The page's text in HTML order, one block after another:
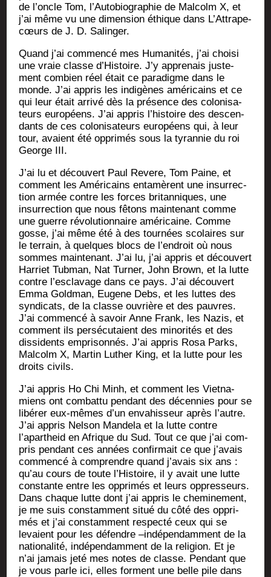
de l’oncle Tom, l’Autobiographie de Mal­colm X, et
j’ai même vu une dimen­sion éthique dans L’At­trape-
cœurs de J. D. Salinger.
Quand j’ai com­men­cé mes Huma­ni­tés, j’ai choi­si
une vraie classe d’Histoire. J’y appre­nais jus­te­
ment com­bien réel était ce para­digme dans le
monde. J’ai appris les indi­gènes amé­ri­cains et ce
qui leur était arri­vé dès la pré­sence des colo­ni­sa­
teurs euro­péens. J’ai appris l’histoire des des­cen­
dants de ces colo­ni­sa­teurs euro­péens qui, à leur
tour, avaient été oppri­més sous la tyran­nie du roi
George III.
J’ai lu et décou­vert Paul Revere, Tom Paine, et
com­ment les Amé­ri­cains enta­mèrent une insur­rec­
tion armée contre les forces bri­tan­niques, une
insur­rec­tion que nous fêtons main­te­nant comme
une guerre révo­lu­tion­naire amé­ri­caine. Comme
gosse, j’ai même été à des tour­nées sco­laires sur
le ter­rain, à quelques blocs de l’endroit où nous
sommes main­te­nant. J’ai lu, j’ai appris et décou­vert
Har­riet Tub­man, Nat Tur­ner, John Brown, et la lutte
contre l’esclavage dans ce pays. J’ai décou­vert
Emma Gold­man, Eugene Debs, et les luttes des
syn­di­cats, de la classe ouvrière et des pauvres.
J’ai com­men­cé à savoir Anne Frank, les Nazis, et
com­ment ils per­sé­cu­taient des mino­ri­tés et des
dis­si­dents empri­son­nés. J’ai appris Rosa Parks,
Mal­colm X, Mar­tin Luther King, et la lutte pour les
droits civils.
J’ai appris Ho Chi Minh, et com­ment les Viet­na­
miens ont com­bat­tu pen­dant des décen­nies pour se
libé­rer eux-mêmes d’un enva­his­seur après l’autre.
J’ai appris Nel­son Man­de­la et la lutte contre
l’apartheid en Afrique du Sud. Tout ce que j’ai com­
pris pen­dant ces années confir­mait ce que j’avais
com­men­cé à com­prendre quand j’avais six ans :
qu’au cours de toute l’Histoire, il y avait une lutte
constante entre les oppri­més et leurs oppres­seurs.
Dans chaque lutte dont j’ai appris le che­mi­ne­ment,
je me suis constam­ment situé du côté des oppri­
més et j’ai constam­ment res­pec­té ceux qui se
levaient pour les défendre –indé­pen­dam­ment de la
natio­na­li­té, indé­pen­dam­ment de la reli­gion. Et je
n’ai jamais jeté mes notes de classe. Pen­dant que
je vous parle ici, elles forment une belle pile dans